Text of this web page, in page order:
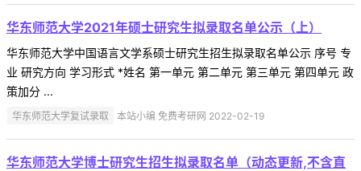
华东师范大学2021年硕士研究生拟录取名单公示（上）
华东师范大学中国语言文学系硕士研究生招生拟录取名单公示 序号 专
业 研究方向 学习形式 *姓名 第一单元 第二单元 第三单元 第四单元 政
策加分 ...
华东师范大学复试录取 本站小编 免费考研网 2022-02-19
华东师范大学博士研究生招生拟录取名单（动态更新,不含直